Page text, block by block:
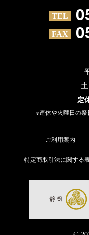
定
※連休や火曜日の祭
ご利用案内
特定商取引法に関する